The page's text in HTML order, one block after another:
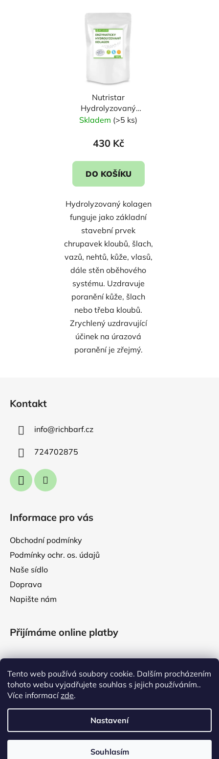
Tento web používá soubory cookie. Dalším procházením
tohoto webu vyjadřujete souhlas s jejich používáním..
Více informacízde.
Nastavení
Souhlasím
VÁŽENÍ ZÁKAZNÍCI, V TÝDNU OD 3. DO 7. SRPNA 2026
ČERPÁME LETNÍ DOVOLENOU. VAŠE OBJEDNÁVKY VYŘÍDÍME
Nutristar
Hydrolyzovaný
kolagen 1 kg
Skladem (>5 ks)
430 Kč
DO KOŠÍKU
Hydrolyzovaný kolagen
funguje jako základní
stavební prvek
chrupavek kloubů, šlach,
vazů, nehtů, kůže, vlasů,
dále stěn oběhového
systému. Uzdravuje
poranění kůže, šlach
nebo třeba kloubů.
Zrychlený uzdravující
účinek na úrazová
poranění je zřejmý.
Kontakt
info@richbarf.cz
724702875
Informace pro vás
Obchodní podmínky
Podmínky ochr. os. údajů
Naše sídlo
Doprava
Napište nám
Přijímáme online platby
Facebook
Vytvořil Shoptet